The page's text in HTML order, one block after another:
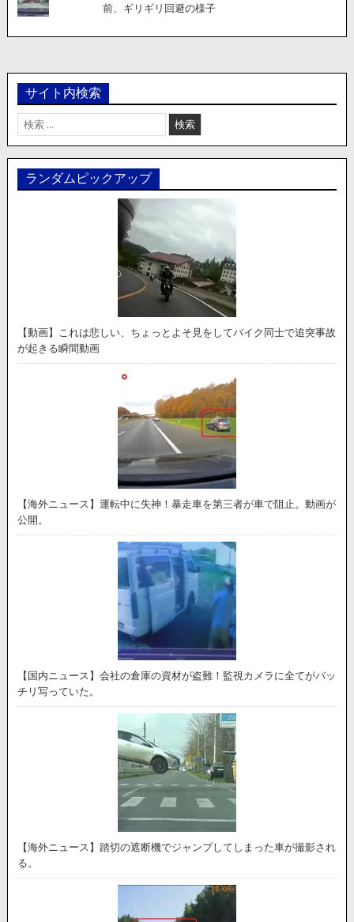
前、ギリギリ回避の様子
サイト内検索
検
索:
ランダムピックアップ
【動画】これは悲しい、ちょっとよそ見をしてバイク同士で追突事故
が起きる瞬間動画
【海外ニュース】運転中に失神！暴走車を第三者が車で阻止。動画が
公開。
【国内ニュース】会社の倉庫の資材が盗難！監視カメラに全てがバッ
チリ写っていた。
【海外ニュース】踏切の遮断機でジャンプしてしまった車が撮影され
る。